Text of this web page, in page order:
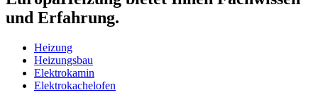
und Erfahrung.
Heizung
Heizungsbau
Elektrokamin
Elektrokachelofen